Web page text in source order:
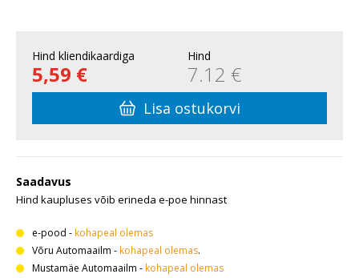
Hind kliendikaardiga
5,59 €
Hind
7.12 €
Lisa ostukorvi
Saadavus
Hind kaupluses võib erineda e-poe hinnast
e-pood - kohapeal olemas
Võru Automaailm - kohapeal olemas.
Mustamäe Automaailm - kohapeal olemas